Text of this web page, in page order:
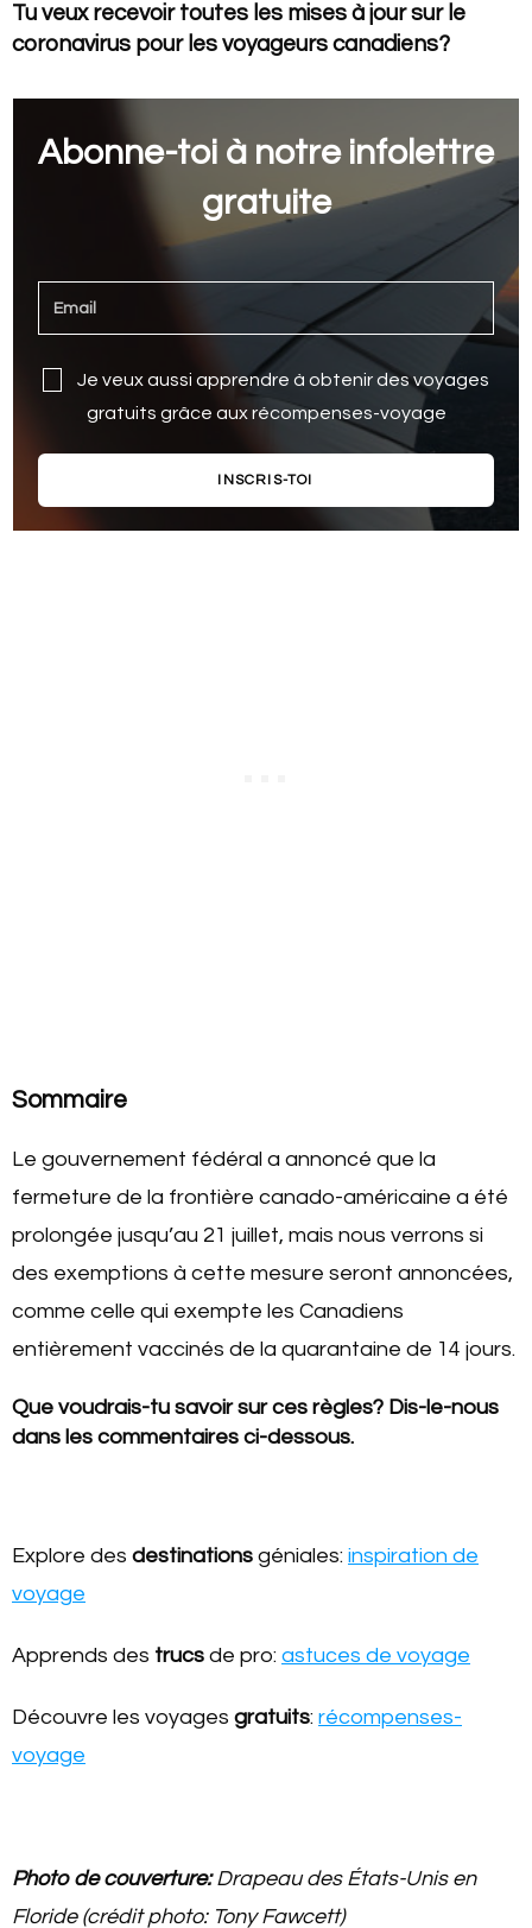
Tu veux recevoir toutes les mises à jour sur le
coronavirus pour les voyageurs canadiens?
Abonne-toi à notre infolettre
gratuite
Je veux aussi apprendre à obtenir des voyages
gratuits grâce aux récompenses-voyage
INSCRIS-TOI
Sommaire
Le gouvernement fédéral a annoncé que la
fermeture de la frontière canado-américaine a été
prolongée jusqu’au 21 juillet, mais nous verrons si
des exemptions à cette mesure seront annoncées,
comme celle qui exempte les Canadiens
entièrement vaccinés de la quarantaine de 14 jours.
Que voudrais-tu savoir sur ces règles? Dis-le-nous
dans les commentaires ci-dessous.
Explore des destinations géniales: inspiration de
voyage
Apprends des trucs de pro: astuces de voyage
Découvre les voyages gratuits: récompenses-
voyage
Photo de couverture:Drapeau des États-Unis en
Floride (crédit photo: Tony Fawcett)